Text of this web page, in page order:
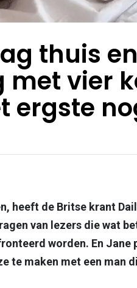
thuis
vier
ergste
heeft de Britse krant
van lezers die wat
worden. En Jane
te maken met een man